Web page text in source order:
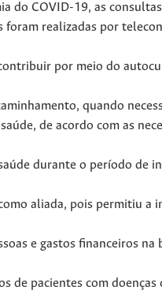
do COVID-19, as
foram realizadas por
por meio do
quando
de acordo com as
durante o período de
aliada, pois permitiu a
e gastos financeiros na
de pacientes com doenças